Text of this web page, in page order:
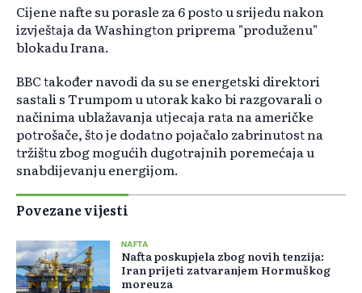
Cijene nafte su porasle za 6 posto u srijedu nakon
izvještaja da Washington priprema "produženu"
blokadu Irana.
BBC također navodi da su se energetski direktori
sastali s Trumpom u utorak kako bi razgovarali o
načinima ublažavanja utjecaja rata na američke
potrošače, što je dodatno pojačalo zabrinutost na
tržištu zbog mogućih dugotrajnih poremećaja u
snabdijevanju energijom.
Povezane vijesti
NAFTA
Nafta poskupjela zbog novih tenzija:
Iran prijeti zatvaranjem Hormuškog
moreuza